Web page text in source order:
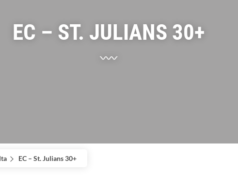
EC – ST. JULIANS 30+
EC – St. Julians 30+